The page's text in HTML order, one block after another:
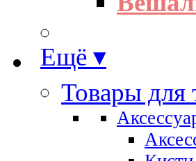
Ещё ▾
Товары для